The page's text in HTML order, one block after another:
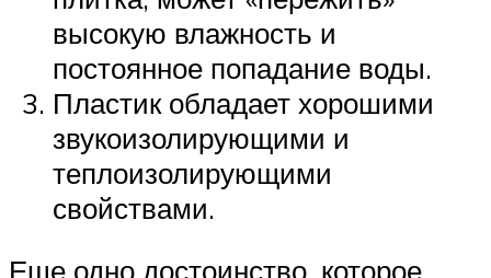
высокую влажность и
постоянное попадание воды.
Пластик обладает хорошими
звукоизолирующими и
теплоизолирующими
свойствами.
Еще одно достоинство, которое